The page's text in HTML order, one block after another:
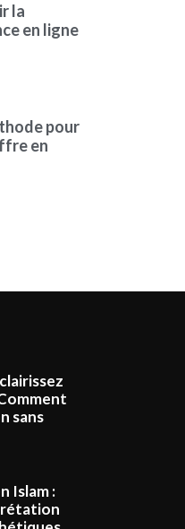
la
en ligne
pour
en
sans
Islam :